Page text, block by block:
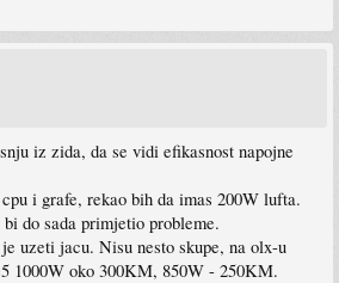
iz zida, da se vidi efikasnost napojne
i grafe, rekao bih da imas 200W lufta.
do sada primjetio probleme.
uzeti jacu. Nisu nesto skupe, na olx-u
1000W oko 300KM, 850W - 250KM.